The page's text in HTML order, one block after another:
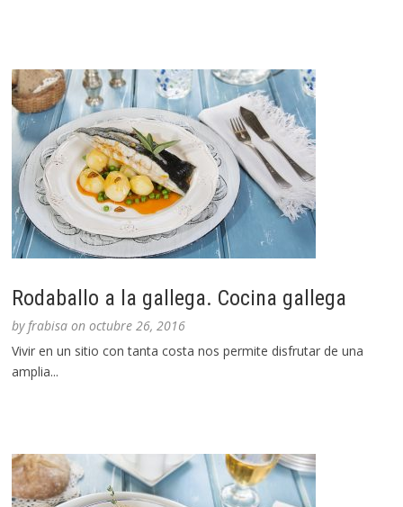
Rodaballo a la gallega. Cocina gallega
byfrabisa onoctubre 26, 2016
Vivir en un sitio con tanta costa nos permite disfrutar de una
amplia...